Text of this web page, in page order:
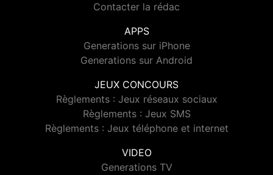
Contacter la rédac
APPS
Generations sur iPhone
Generations sur Android
JEUX CONCOURS
Règlements : Jeux réseaux sociaux
Règlements : Jeux SMS
Règlements : Jeux téléphone et internet
VIDEO
Generations TV